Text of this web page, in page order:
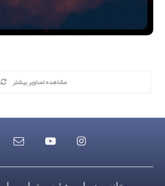
مشاهده تصاویر بیشتر